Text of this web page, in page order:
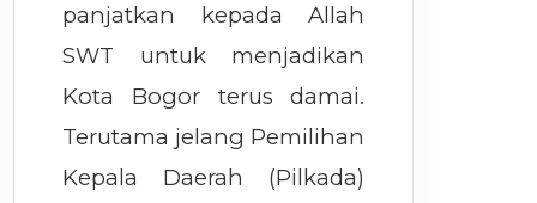
panjatkan kepada Allah
SWT untuk menjadikan
Kota Bogor terus damai.
Terutama jelang Pemilihan
Kepala Daerah (Pilkada)